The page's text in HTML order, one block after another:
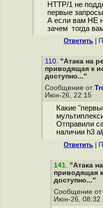
HTTP/1 не
первые
А если вам НЕ
зачем тогда
Ответить
110. "Атака на
приводящая к
доступно..."
Сообщение от
Июн-26, 22:15
Какие
Отправили
наличии h3
Ответить
141. "Атака
приводящая
доступно..."
Сообщение от
Июн-26, 08:32